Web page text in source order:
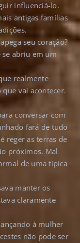
influenciá-lo.
antigas famílias
seu coração?
abriu em um
realmente
vai acontecer.
conversar com
fará de tudo
reger as terras de
próximos. Mal
de uma típica
manter os
claramente
à mulher
não pode ser